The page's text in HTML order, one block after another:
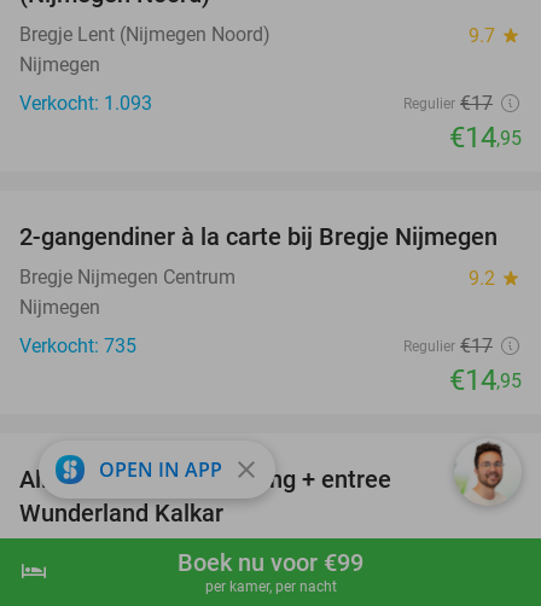
shopping_cart Boek nu
hotel Boek nu voor €99
per kamer, per nacht
Bregje Lent (Nijmegen Noord) 9.7 star
Nijmegen
Verkocht: 1.093
Regulier €17
€14,95
12%
2-gangendiner à la carte bij Bregje Nijmegen
Bregje Nijmegen Centrum 9.2 star
Nijmegen
Verkocht: 735
Regulier €17
€14,95
25%
All-inclusive overnachting + entree
Wunderland Kalkar
Wunderland Kalkar
Kalkar
OPEN IN APP close